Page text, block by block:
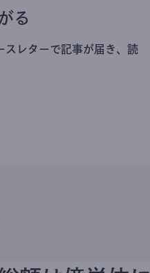
る
スレターで記事が届き、読